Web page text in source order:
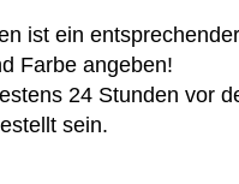
ist ein
Farbe angeben!
24 Stunden vor
sein.